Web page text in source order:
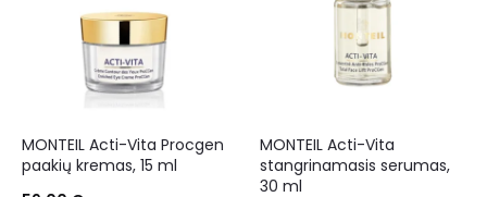
MONTEIL Acti-Vita Procgen
paakių kremas, 15 ml
MONTEIL Acti-Vita
stangrinamasis serumas,
30 ml